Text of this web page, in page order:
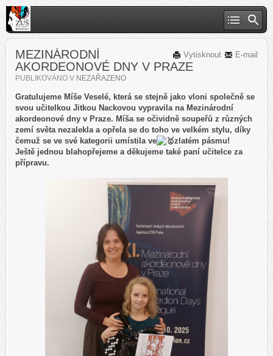
E-mail
Vytisknout
MEZINÁRODNÍ
AKORDEONOVÉ DNY V PRAZE
PUBLIKOVÁNO V NEZAŘAZENO
Gratulujeme Míše Veselé, která se stejně jako vloni společně se
svou učitelkou Jitkou Nackovou vypravila na Mezinárodní
akordeonové dny v Praze. Míša se očividně soupeřů z různých
zemí světa nezalekla a opřela se do toho ve velkém stylu, díky
čemuž se ve své kategorii umístila ve
zlatém pásmu!
Ještě jednou blahopřejeme a děkujeme také paní učitelce za
přípravu.